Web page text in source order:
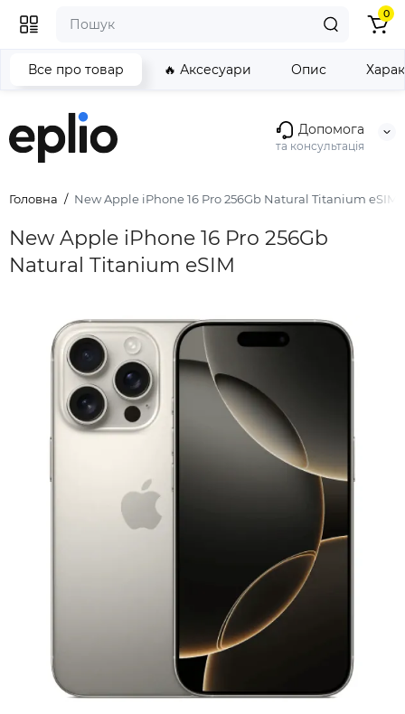
Допомога
та консультація
0
Головна New Apple iPhone 16 Pro 256Gb Natural Titanium eSIM
New Apple iPhone 16 Pro 256Gb
Natural Titanium eSIM
Все про товар 🔥 Аксесуари Опис